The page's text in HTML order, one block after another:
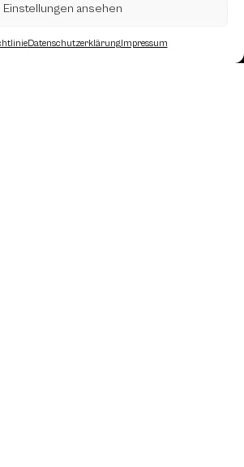
Einstellungen ansehen
DatenschutzerklärungImpressum